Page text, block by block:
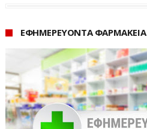
ΕΦΗΜΕΡΕΥΟΝΤΑ ΦΑΡΜΑΚΕΙΑ